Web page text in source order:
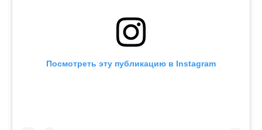
Посмотреть эту публикацию в Instagram